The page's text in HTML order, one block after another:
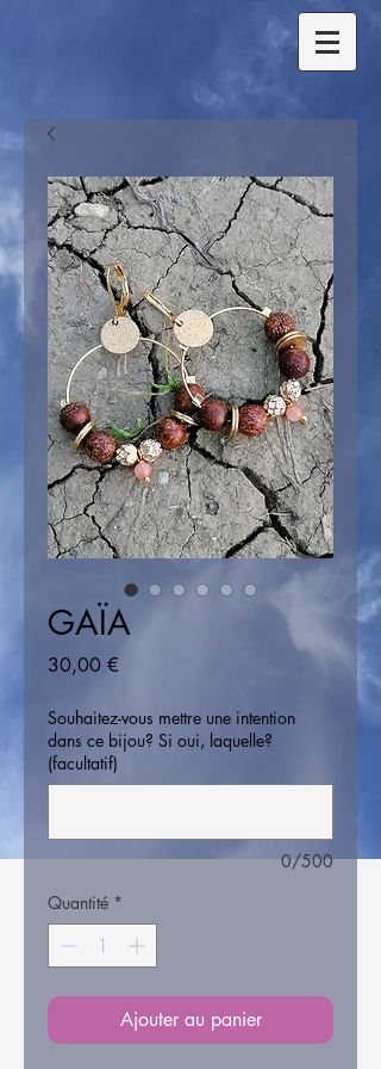
GAÏA
30,00 €
Souhaitez-vous mettre une intention
dans ce bijou? Si oui, laquelle?
(facultatif)
0/500
Quantité *
Ajouter au panier